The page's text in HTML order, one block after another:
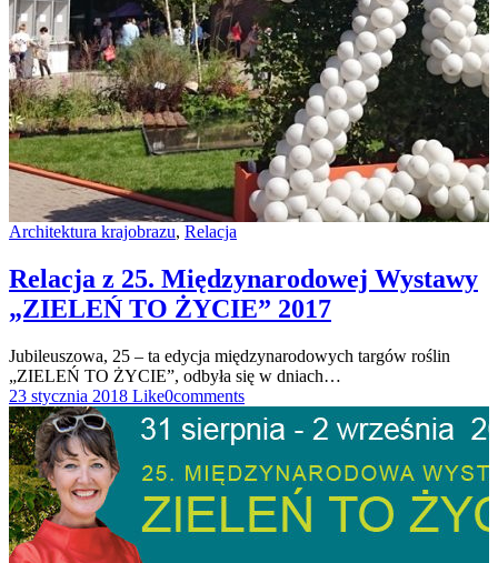
Architektura krajobrazu, Relacja
Relacja z 25. Międzynarodowej Wystawy
„ZIELEŃ TO ŻYCIE” 2017
Jubileuszowa, 25 – ta edycja międzynarodowych targów roślin
„ZIELEŃ TO ŻYCIE”, odbyła się w dniach…
23 stycznia 2018 Like0comments